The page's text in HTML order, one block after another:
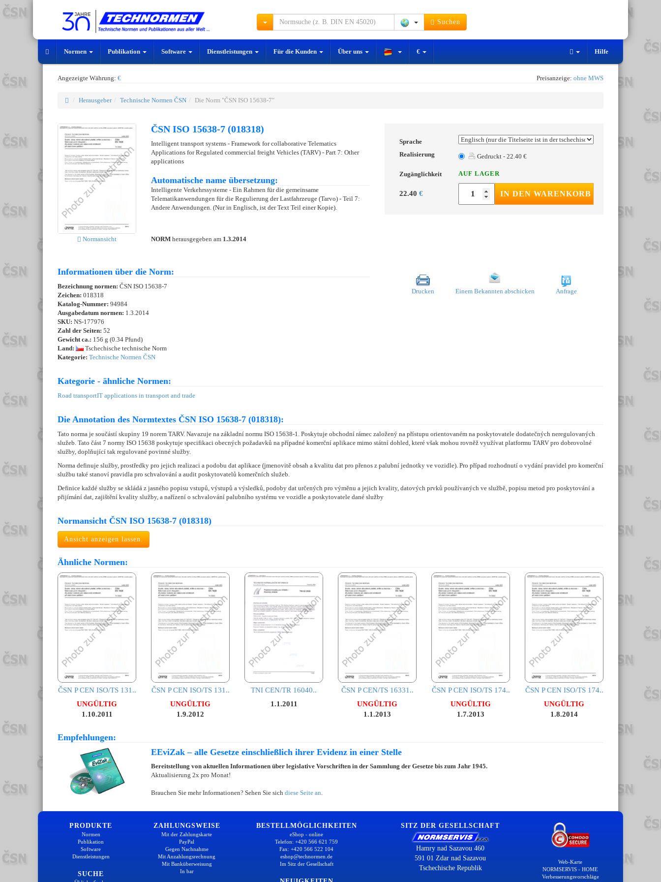
Suchen
Normen Publikation Software Dienstleistungen Für die Kunden Über uns € Hilfe
Angezeigte Währung: € Preisanzeige: ohne MWS
Herausgeber Technische Normen ČSN Die Norm "ČSN ISO 15638-7"
Normansicht
ČSN ISO 15638-7 (018318)
Intelligent transport systems - Framework for collaborative Telematics
Applications for Regulated commercial freight Vehicles (TARV) - Part 7: Other
applications
Automatische name übersetzung:
Intelligente Verkehrssysteme - Ein Rahmen für die gemeinsame
Telematikanwendungen für die Regulierung der Lastfahrzeuge (Tarvo) - Teil 7:
Andere Anwendungen. (Nur in Englisch, ist der Text Teil einer Kopie).
NORM herausgegeben am 1.3.2014
Sprache
Realisierung
Gedruckt - 22.40 €
Zugänglichkeit AUF LAGER
22.40 € IN DEN WARENKORB
Informationen über die Norm:
Bezeichnung normen: ČSN ISO 15638-7
Zeichen: 018318
Katalog-Nummer: 94984
Ausgabedatum normen: 1.3.2014
SKU: NS-177976
Zahl der Seiten: 52
Gewicht ca.: 156 g (0.34 Pfund)
Land:
Tschechische technische Norm
Kategorie: Technische Normen ČSN
Drucken Einem Bekannten abschicken Anfrage
Kategorie - ähnliche Normen:
Road transportIT applications in transport and trade
Die Annotation des Normtextes ČSN ISO 15638-7 (018318):
Tato norma je součástí skupiny 19 norem TARV. Navazuje na základní normu ISO 15638-1. Poskytuje obchodní rámec založený na přístupu orientovaném na poskytovatele dodatečných neregulovaných
služeb. Tato část 7 normy ISO 15638 poskytuje specifikaci obecných požadavků na případné komerční aplikace mimo státní dohled, které však mohou rovněž využívat platformu TARV pro dobrovolné
služby, doplňující tak regulované povinné služby.
Norma definuje služby, prostředky pro jejich realizaci a podobu dat aplikace (jmenovitě obsah a kvalitu dat pro přenos z palubní jednotky ve vozidle). Pro případ rozhodnutí o vydání pravidel pro komerční
službu také stanoví pravidla pro schvalování a audit poskytovatelů komerčních služeb.
Definice každé služby se skládá z jasného popisu vstupů, výstupů a výsledků, podoby dat určených pro výměnu a jejich kvality, datových prvků používaných ve službě, popisu metod pro poskytování a
přijímání dat, zajištění kvality služby, a nařízení o schvalování palubního systému ve vozidle a poskytovatele dané služby
Normansicht ČSN ISO 15638-7 (018318)
Ansicht anzeigen lassen.
Ähnliche Normen:
ČSN P CEN ISO/TS 131..
UNGÜLTIG
1.10.2011
ČSN P CEN ISO/TS 131..
UNGÜLTIG
1.9.2012
TNI CEN/TR 16040..
1.1.2011
ČSN P CEN/TS 16331..
UNGÜLTIG
1.1.2013
ČSN P CEN ISO/TS 174..
UNGÜLTIG
1.7.2013
ČSN P CEN ISO/TS 174..
UNGÜLTIG
1.8.2014
Empfehlungen:
EEviZak – alle Gesetze einschließlich ihrer Evidenz in einer Stelle
Bereitstellung von aktuellen Informationen über legislative Vorschriften in der Sammlung der Gesetze bis zum Jahr 1945.
Aktualisierung 2x pro Monat!
Brauchen Sie mehr Informationen? Sehen Sie sich diese Seite an.
PRODUKTE
Normen
Publikation
Software
Dienstleistungen
SUCHE
ZAHLUNGSWEISE
Mit der Zahlungskarte
PayPal
Gegen Nachnahme
Mit Anzahlungsrechnung
Mit Banküberweisung
In bar
BESTELLMÖGLICHKEITEN
eShop - online
Telefon: +420 566 621 759
Fax: +420 566 522 104
eshop@technormen.de
Im Sitz der Gesellschaft
SITZ DER GESELLSCHAFT
Hamry nad Sazavou 460
591 01 Zdar nad Sazavou
Tschechische Republik
Web-Karte
NORMSERVIS - HOME
Verbesserungsvorschläge